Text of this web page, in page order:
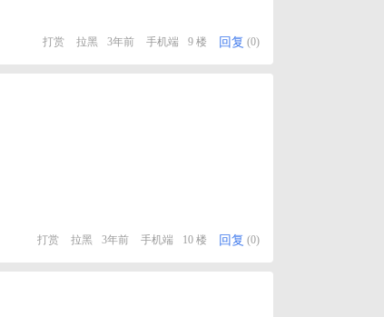
打赏 拉黑 3年前 手机端 9 楼 回复 (0)
打赏 拉黑 3年前 手机端 10 楼 回复 (0)